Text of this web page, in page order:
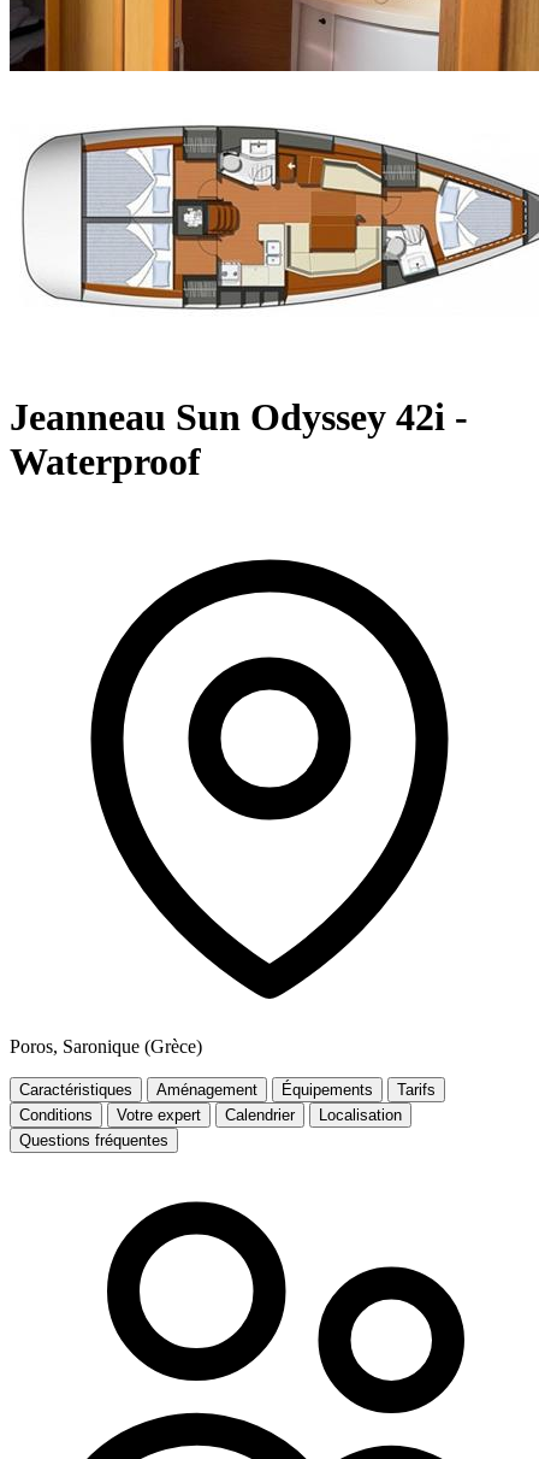
Jeanneau Sun Odyssey 42i -
Waterproof
Poros, Saronique (Grèce)
Caractéristiques Aménagement Équipements
Tarifs
Conditions
Votre expert Calendrier
Localisation
Questions fréquentes